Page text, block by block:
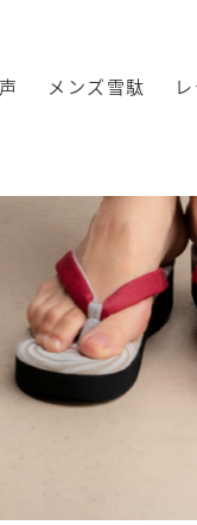
メンズ雪駄